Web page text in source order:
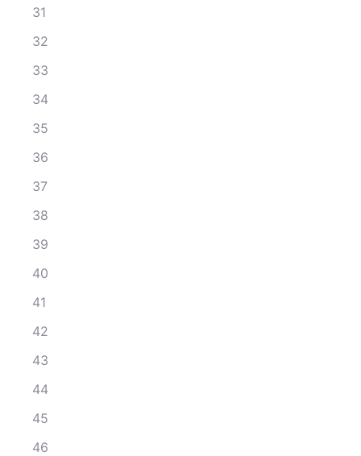
31
32
33
34
35
36
37
38
39
40
41
42
43
44
45
46